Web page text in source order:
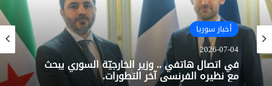
أخبار سوريا
2026-07-04
في اتصال هاتفي .. وزير الخارجيّة السوري يبحث
مع نظيره الفرنسي آخر التطورات.